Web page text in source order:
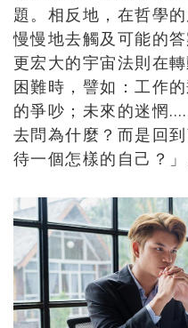
題。相反地， 在哲學
慢慢地去觸及可能的
更宏大的宇宙法則在轉
困難時，譬如：工作
的爭吵；未來的迷惘
去問為什麼？ 而是回
待一個怎樣的自己？